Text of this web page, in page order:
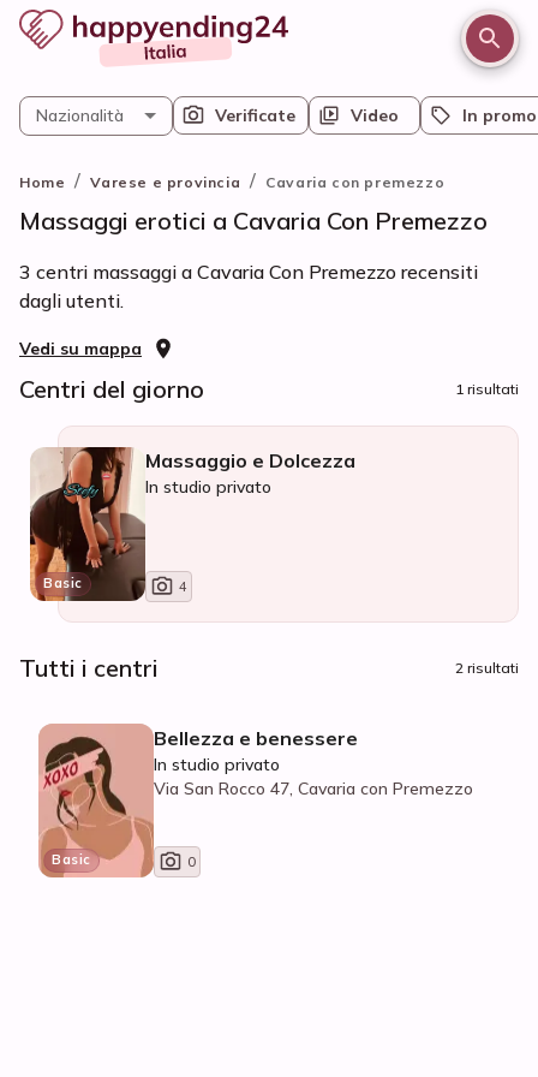
Verificate Video In promo
Nazionalità
Home / Varese e provincia / Cavaria con premezzo
Massaggi erotici a Cavaria Con Premezzo
3 centri massaggi a Cavaria Con Premezzo recensiti
dagli utenti.
Vedi su mappa
Centri del giorno 1 risultati
Basic
Massaggio e Dolcezza
In studio privato
4
Tutti i centri 2 risultati
Basic
Bellezza e benessere
In studio privato
Via San Rocco 47, Cavaria con Premezzo
0